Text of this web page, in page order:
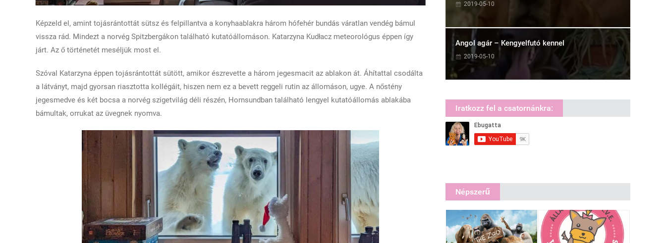
Képzeld el, amint tojásrántottát sütsz és felpillantva a konyhaablakra három hófehér bundás váratlan vendég bámul
vissza rád. Mindezt a norvég Spitzbergákon található kutatóállomáson. Katarzyna Kudłacz meteorológus éppen így
járt. Az ő történetét meséljük most el.
Szóval Katarzyna éppen tojásrántottát sütött, amikor észrevette a három jegesmacit az ablakon át. Áhítattal csodálta
a látványt, majd gyorsan riasztotta kollégáit, hiszen nem ez a bevett reggeli rutin az állomáson, ugye. A nőstény
jegesmedve és két bocsa a norvég szigetvilág déli részén, Hornsundban található lengyel kutatóállomás ablakába
bámultak, orrukat az üvegnek nyomva.
2019-05-10
Angol agár – Kengyelfutó kennel
2019-05-10
Iratkozz fel a csatornánkra:
Népszerű